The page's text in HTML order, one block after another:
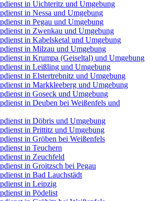
in Uichteritz und Umgebung
in Nessa und Umgebung
in Pegau und Umgebung
in Zwenkau und Umgebung
in Kabelsketal und Umgebung
in Milzau und Umgebung
in Krumpa (Geiseltal) und Umgebung
in Leißling und Umgebung
in Elstertrebnitz und Umgebung
in Markkleeberg und Umgebung
in Goseck und Umgebung
in Deuben bei Weißenfels und
in Döbris und Umgebung
in Prittitz und Umgebung
in Gröben bei Weißenfels
in Teuchern
in Zeuchfeld
in Groitzsch bei Pegau
in Bad Lauchstädt
in Leipzig
in Pödelist